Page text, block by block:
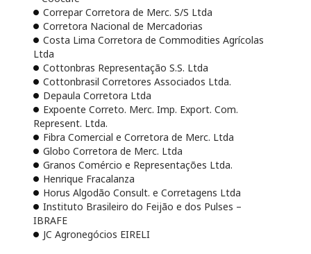
Correpar Corretora de Merc. S/S Ltda
Corretora Nacional de Mercadorias
Costa Lima Corretora de Commodities Agrícolas
Ltda
Cottonbras Representação S.S. Ltda
Cottonbrasil Corretores Associados Ltda.
Depaula Corretora Ltda
Expoente Correto. Merc. Imp. Export. Com.
Represent. Ltda.
Fibra Comercial e Corretora de Merc. Ltda
Globo Corretora de Merc. Ltda
Granos Comércio e Representações Ltda.
Henrique Fracalanza
Horus Algodão Consult. e Corretagens Ltda
Instituto Brasileiro do Feijão e dos Pulses –
IBRAFE
JC Agronegócios EIRELI